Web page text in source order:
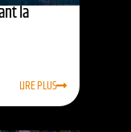
la
LIRE PLUS